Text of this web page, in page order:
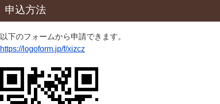
申込方法
以下のフォームから申請できます。
https://logoform.jp/f/xizcz